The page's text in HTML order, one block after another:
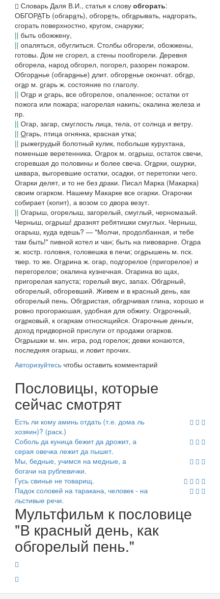
Словарь Даля В.И., статья к слову обгорать:
ОБГОРАТЬ (обгарать), обгореть, обгарывать, надгорать,
сгорать поверхностно, кругом, снаружи;
|| быть обожжену,
|| опаляться, обуглиться. Столбы обгорели, обожжены,
готовы. Дом не сгорел, а стены пообгорели. Деревня
обгорела, народ обгорел, погорел, разорен пожаром.
Обгоранье (обгаранье) длит. обгоренье окончат. обгар,
огар м. огарь ж. состояние по глаголу.
|| Огар и огарь, все обгорелое, опаленное; остатки от
пожога или пожара; нагорелая накипь; окалина железа и
пр.
|| Огар, загар, смуглость лица, тела, от солнца и ветру.
|| Огарь, птица огнянка, красная утка;
|| рыжегрудый болотный кулик, побольше курухтана,
поменьше веретенника. Огарок м. огарыш, остаток свечи,
сгоревшая до половины и более свеча. Огарки, ошурки,
шквара, выгоревшие остатки, осадки, от перетопки чего.
Огарки делят, и то не без драки. Писал Марка (Макарка)
своим огарком. Нашему Макарке все огарки. Огарочки
собирает(копит), а возом со двора везут.
|| Огарыш, огорелыш, загорелый, смуглый, черномазый.
Черныш, огарыш! дразнят ребятишки смуглых. Черныш,
огарыш, куда едешь? — "Молчи, продолбанная, и тебе
там быть!" пивной котел и чан; быть на пивоварне. Огара
ж. костр. головня, головешка в печи; огарышень м. пск.
твер. то же. Огарина ж. огар, подгорелое (пригорелое) и
перегорелое; окалина кузнечная. Огарина во щах,
пригорелая капуста; горелый вкус, запах. Обгарный,
обгорелый, обгоревший. Живем и в красный день, как
обгорелый пень. Обгаристая, обгарчивая глина, хорошо и
ровно прогораюшая, удобная для обжигу. Огарочный,
огарковый, к огаркам относящийся. Огарочные деньги,
доход придворной прислуги от продажи огарков.
Огарышки м. мн. игра, род горелок; девки конаются,
последняя огарыш, и ловит прочих.
Авторизуйтесь чтобы оставить комментарий
Пословицы, которые
сейчас смотрят
Есть ли кому аминь отдать (т.е. дома ль
хозяин)? (раск.)
Соболь да куница бежит да дрожит, а
серая овечка лежит да пышет.
Мы, бедные, учимся на медные, а
богачи на рублевички.
Гусь свинье не товарищ.
Падок соловей на таракана, человек - на
льстивые речи.
Мультфильм к пословице
"В красный день, как
обгорелый пень."